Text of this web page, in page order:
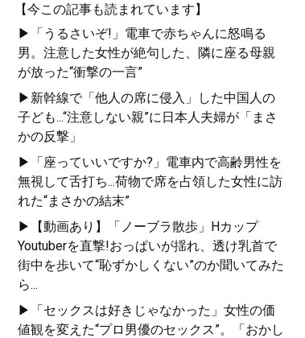
【今この記事も読まれています】
▶「うるさいぞ!」電車で赤ちゃんに怒鳴る
男。注意した女性が絶句した、隣に座る母親
が放った“衝撃の一言”
▶新幹線で「他人の席に侵入」した中国人の
子ども...“注意しない親”に日本人夫婦が「まさ
かの反撃」
▶「座っていいですか?」電車内で高齢男性を
無視して舌打ち...荷物で席を占領した女性に訪
れた“まさかの結末”
▶【動画あり】「ノーブラ散歩」Hカップ
Youtuberを直撃!おっぱいが揺れ、透け乳首で
街中を歩いて“恥ずかしくない”のか聞いてみた
ら...
▶「セックスは好きじゃなかった」女性の価
値観を変えた“プロ男優のセックス”。「おかし